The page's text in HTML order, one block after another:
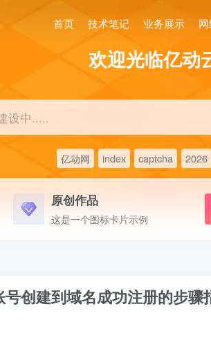
首页 技术笔记 业务展示
欢迎光临亿动
设中.....
亿动网 index captcha 2026
原创作品
这是一个图标卡片示例
创建到域名成功注册的步骤